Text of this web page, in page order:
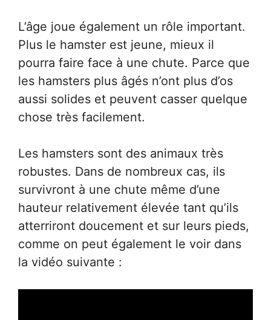
L’âge joue également un rôle important.
Plus le hamster est jeune, mieux il
pourra faire face à une chute. Parce que
les hamsters plus âgés n’ont plus d’os
aussi solides et peuvent casser quelque
chose très facilement.
Les hamsters sont des animaux très
robustes. Dans de nombreux cas, ils
survivront à une chute même d’une
hauteur relativement élevée tant qu’ils
atterriront doucement et sur leurs pieds,
comme on peut également le voir dans
la vidéo suivante :